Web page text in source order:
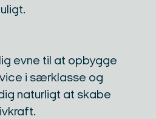
evne til at opbygge
i særklasse og
naturligt at skabe